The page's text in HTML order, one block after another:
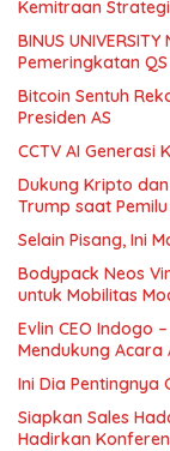
Kemitraan
BINUS
Pemeringkatan
Bitcoin Sentuh
Presiden AS
CCTV AI Generasi
Dukung Kripto
Trump saat Pemilu
Selain Pisang, Ini
Bodypack Neos
untuk Mobilitas
Evlin CEO Indogo
Mendukung Acara
Ini Dia Pentingnya
Siapkan Sales
Hadirkan